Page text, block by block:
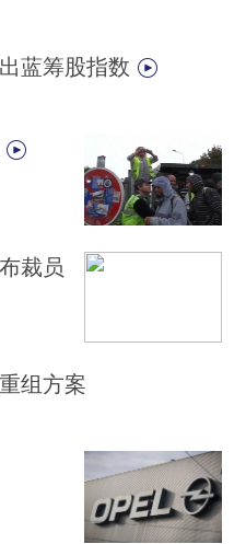
蓝筹股指数
裁员
组方案